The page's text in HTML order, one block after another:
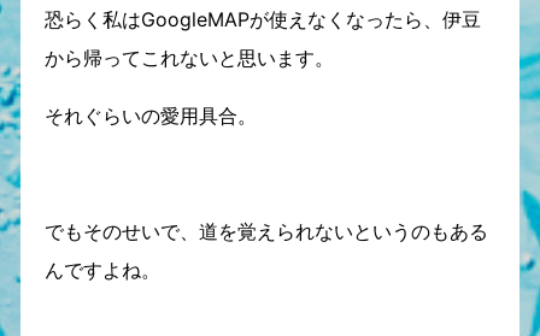
恐らく私はGoogleMAPが使えなくなったら、伊豆
から帰ってこれないと思います。
それぐらいの愛用具合。
でもそのせいで、道を覚えられないというのもある
んですよね。